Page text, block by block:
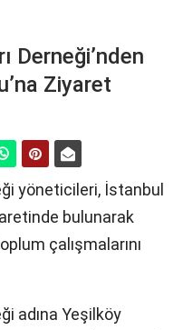
Derneği’nden
Ziyaret
yöneticileri, İstanbul
bulunarak
çalışmalarını
adına Yeşilköy